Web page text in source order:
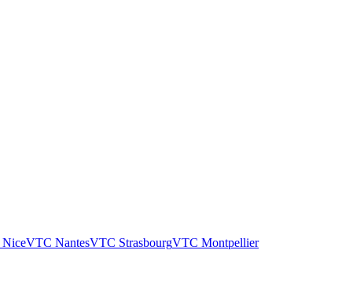
NiceVTC NantesVTC StrasbourgVTC Montpellier